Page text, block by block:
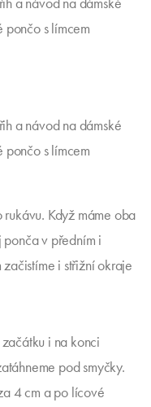
Když máme oba
v předním i
i střižní okraje
i na konci
pod smyčky.
4 cm a po lícové